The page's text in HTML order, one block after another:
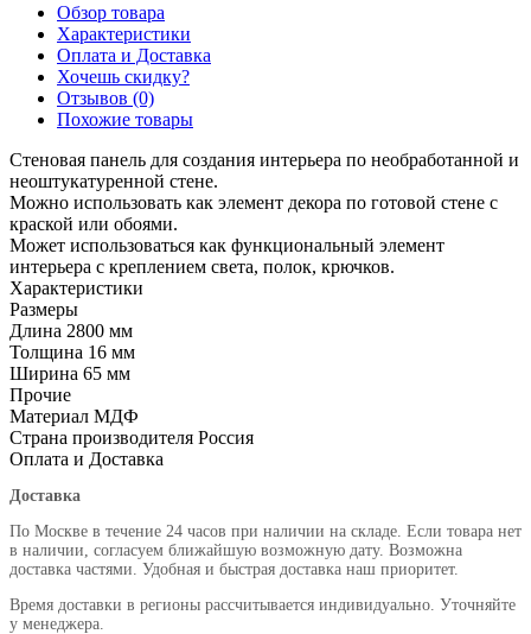
Обзор товара
Характеристики
Оплата и Доставка
Хочешь скидку?
Отзывов (0)
Похожие товары
Стеновая панель для создания интерьера по необработанной и
неоштукатуренной стене.
Можно использовать как элемент декора по готовой стене с
краской или обоями.
Может использоваться как функциональный элемент
интерьера с креплением света, полок, крючков.
Характеристики
Размеры
Длина 2800 мм
Толщина 16 мм
Ширина 65 мм
Прочие
Материал МДФ
Страна производителя Россия
Оплата и Доставка
Доставка
По Москве в течение 24 часов при наличии на складе. Если товара нет
в наличии, согласуем ближайшую возможную дату. Возможна
доставка частями. Удобная и быстрая доставка наш приоритет.
Время доставки в регионы рассчитывается индивидуально. Уточняйте
у менеджера.